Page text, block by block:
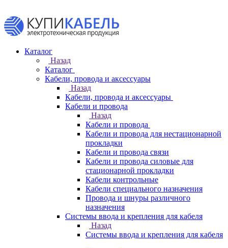
Каталог
Назад
Каталог
Кабели, провода и аксессуары
Назад
Кабели, провода и аксессуары
Кабели и провода
Назад
Кабели и провода
Кабели и провода для нестационарной
прокладки
Кабели и провода связи
Кабели и провода силовые для
стационарной прокладки
Кабели контрольные
Кабели специального назначения
Провода и шнуры различного
назначения
Системы ввода и крепления для кабеля
Назад
Системы ввода и крепления для кабеля